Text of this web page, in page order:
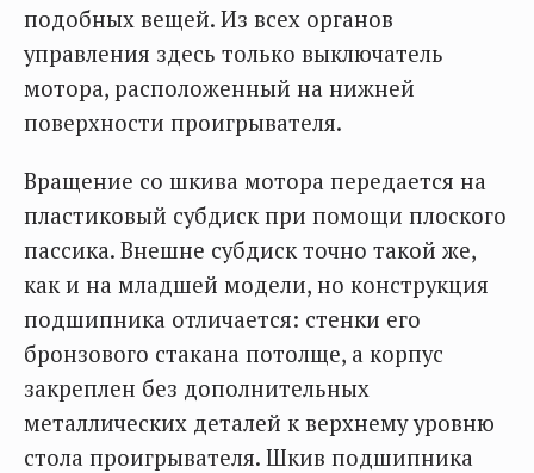
подобных вещей. Из всех органов
управления здесь только выключатель
мотора, расположенный на нижней
поверхности проигрывателя.
Вращение со шкива мотора передается на
пластиковый субдиск при помощи плоского
пассика. Внешне субдиск точно такой же,
как и на младшей модели, но конструкция
подшипника отличается: стенки его
бронзового стакана потолще, а корпус
закреплен без дополнительных
металлических деталей к верхнему уровню
стола проигрывателя. Шкив подшипника